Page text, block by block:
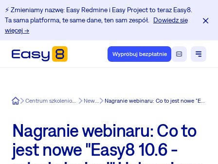
⚡️ Zmieniamy nazwę: Easy Redmine i Easy Project to teraz Easy8.
Ta sama platforma, te same dane, ten sam zespół.
Dowiedz się
więcej →
Wypróbuj bezpłatnie
Easy8 Centrum szkoleniowe dla użytkowników Redmine. News in Easy8 Nagranie webinaru: Co to jest nowe "Easy8 10.6 - edycja jesieni" i jak z niego najlepiej skorzystać?
Nagranie webinaru: Co to
jest nowe "Easy8 10.6 -